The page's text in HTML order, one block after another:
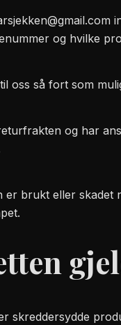
og hvilke
oss så fort som
og har
brukt eller skadet
skreddersydde